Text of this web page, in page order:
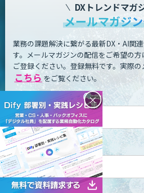
DXトレンドマガ
メールマガジ
業務の課題解決に繋がる最新DX・AI関
す。 メールマガジンの配信をご希望の
ご登録ください。登録無料です。 実際の
こちら をご覧ください。
お名前 - 姓・名
メールアドレス
×